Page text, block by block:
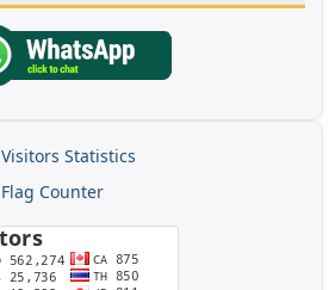
Visitors Statistics
Flag Counter